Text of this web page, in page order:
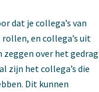
dat je collega’s van
en collega’s uit
over het gedrag
zijn het collega’s die
Dit kunnen